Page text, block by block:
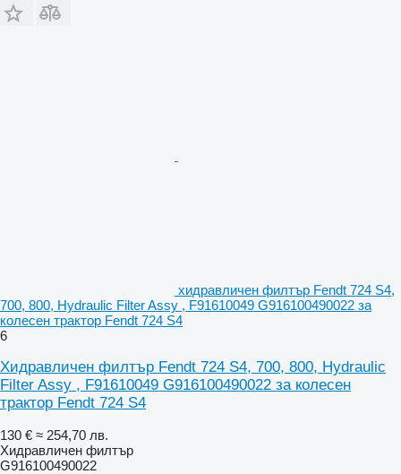
хидравличен филтър Fendt 724 S4,
700, 800, Hydraulic Filter Assy , F91610049 G916100490022 за
колесен трактор Fendt 724 S4
6
Хидравличен филтър Fendt 724 S4, 700, 800, Hydraulic
Filter Assy , F91610049 G916100490022 за колесен
трактор Fendt 724 S4
130 € ≈ 254,70 лв.
Хидравличен филтър
G916100490022